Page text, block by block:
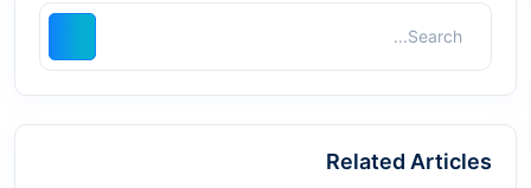
Related Articles